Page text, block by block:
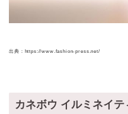
出典：https://www.fashion-press.net/
カネボウ イルミネイ